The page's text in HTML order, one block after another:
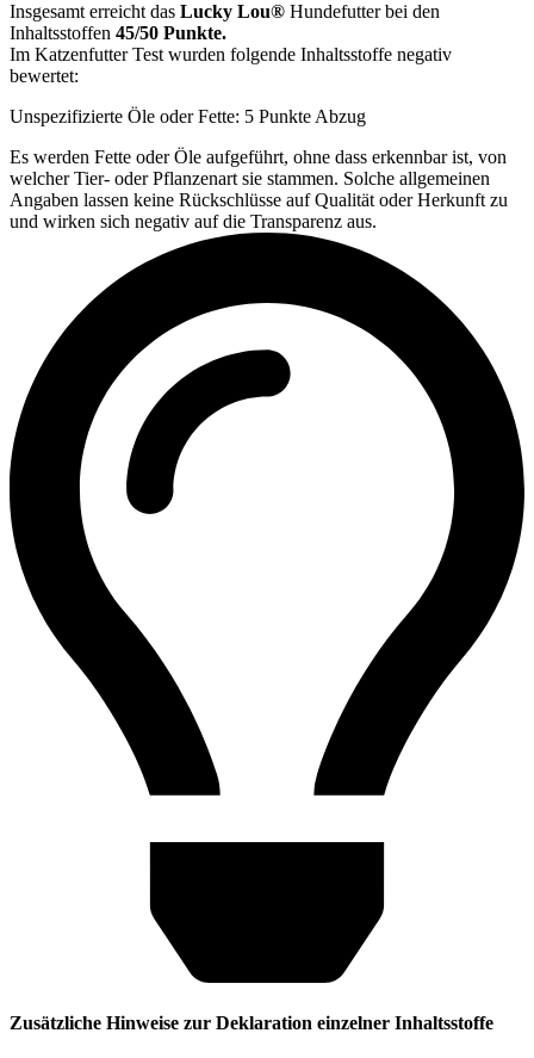
Insgesamt erreicht das Lucky Lou® Hundefutter bei den
Inhaltsstoffen 45/50 Punkte.
Im Katzenfutter Test wurden folgende Inhaltsstoffe negativ
bewertet:
Unspezifizierte Öle oder Fette: 5 Punkte Abzug
Es werden Fette oder Öle aufgeführt, ohne dass erkennbar ist, von
welcher Tier- oder Pflanzenart sie stammen. Solche allgemeinen
Angaben lassen keine Rückschlüsse auf Qualität oder Herkunft zu
und wirken sich negativ auf die Transparenz aus.
Zusätzliche Hinweise zur Deklaration einzelner Inhaltsstoffe